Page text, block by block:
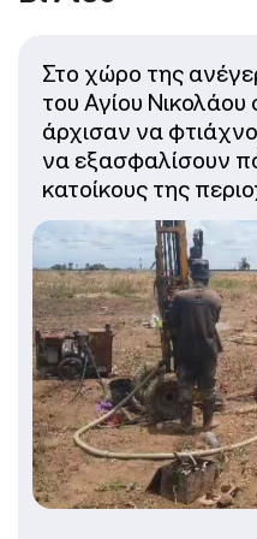
Στο χώρο της
του Αγίου
άρχισαν να
να εξασφαλίσουν
κατοίκους της